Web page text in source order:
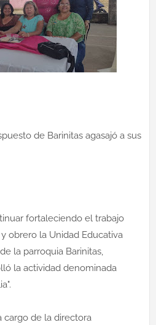
de Barinitas agasajó a sus
fortaleciendo el trabajo
obrero la Unidad Educativa
la parroquia Barinitas,
la actividad denominada
cargo de la directora